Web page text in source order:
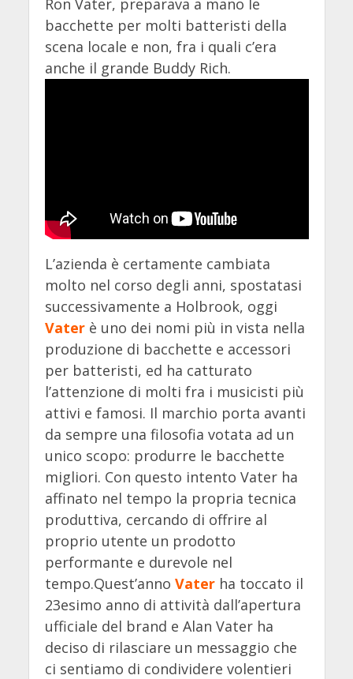
Ron Vater, preparava a mano le
bacchette per molti batteristi della
scena locale e non, fra i quali c’era
anche il grande Buddy Rich.
L’azienda è certamente cambiata
molto nel corso degli anni, spostatasi
successivamente a Holbrook, oggi
Vaterè uno dei nomi più in vista nella
produzione di bacchette e accessori
per batteristi, ed ha catturato
l’attenzione di molti fra i musicisti più
attivi e famosi. Il marchio porta avanti
da sempre una filosofia votata ad un
unico scopo: produrre le bacchette
migliori. Con questo intento Vater ha
affinato nel tempo la propria tecnica
produttiva, cercando di offrire al
proprio utente un prodotto
performante e durevole nel
tempo.Quest’anno Vaterha toccato il
23esimo anno di attività dall’apertura
ufficiale del brand e Alan Vater ha
deciso di rilasciare un messaggio che
ci sentiamo di condividere volentieri